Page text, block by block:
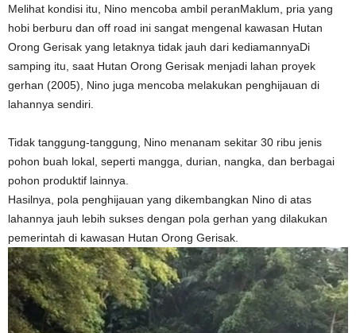
Melihat kondisi itu, Nino mencoba ambil peranMaklum, pria yang
hobi berburu dan off road ini sangat mengenal kawasan Hutan
Orong Gerisak yang letaknya tidak jauh dari kediamannyaDi
samping itu, saat Hutan Orong Gerisak menjadi lahan proyek
gerhan (2005), Nino juga mencoba melakukan penghijauan di
lahannya sendiri.
Tidak tanggung-tanggung, Nino menanam sekitar 30 ribu jenis
pohon buah lokal, seperti mangga, durian, nangka, dan berbagai
pohon produktif lainnya.
Hasilnya, pola penghijauan yang dikembangkan Nino di atas
lahannya jauh lebih sukses dengan pola gerhan yang dilakukan
pemerintah di kawasan Hutan Orong Gerisak.